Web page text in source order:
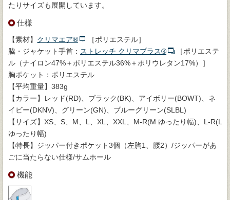
たりサイズも展開しています。
仕様
【素材】 クリマエア®
［ポリエステル］
脇・ジャケット手首： ストレッチ クリマプラス®
［ポリエステ
ル（ナイロン47%＋ポリエステル36%＋ポリウレタン17%）］
胸ポケット：ポリエステル
【平均重量】383g
【カラー】レッド(RD)、ブラック(BK)、アイボリー(BOWT)、ネ
イビー(DKNV)、グリーン(GN)、ブルーグリーン(SLBL)
【サイズ】XS、S、M、L、XL、XXL、M-R(M ゆったり幅)、L-R(L
ゆったり幅)
【特長】ジッパー付きポケット3個（左胸1、腰2）/ジッパーがあ
ごに当たらない仕様/サムホール
機能